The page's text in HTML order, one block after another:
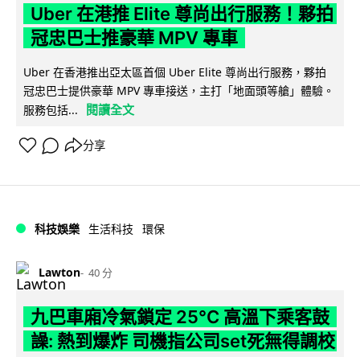
Uber 在港推 Elite 尊尚出行服務！夥拍
冠忠巴士推豪華 MPV 專車
Uber 在香港推出亞太區首個 Uber Elite 尊尚出行服務，夥拍
冠忠巴士提供豪華 MPV 專車接送，主打「地面頭等艙」體驗。
服務包括...
閱讀全文
分享
科技娛樂 生活科技 環保
Lawton 40 分
九巴車廂冷氣鎖定 25°C 高溫下乘客鼓
譟: 熱到爆炸 司機指公司set死無得調校